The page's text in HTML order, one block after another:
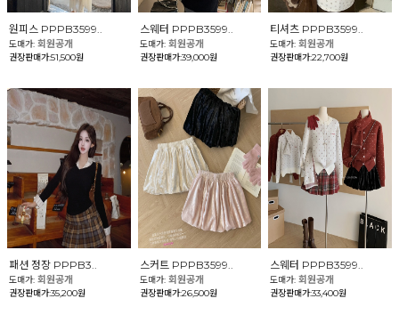
원피스 PPPB3599..
도매가: 회원공개
권장판매가:51,500원
스웨터 PPPB3599..
도매가: 회원공개
권장판매가:39,000원
티셔츠 PPPB3599..
도매가:회원공개
권장판매가:22,700원
패션 정장 PPPB3..
도매가: 회원공개
권장판매가:35,200원
스커트 PPPB3599..
도매가: 회원공개
권장판매가:26,500원
스웨터 PPPB3599..
도매가:회원공개
권장판매가:33,400원